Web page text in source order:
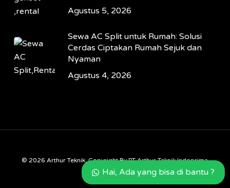
Agustus 5, 2026
Sewa AC Split untuk Rumah: Solusi
Cerdas Ciptakan Rumah Sejuk dan
Nyaman
Agustus 4, 2026
© 2026 Arthur Teknik. Copyright By PT Arthur Teknik Indoprima
Hai, Ada yang bisa di bantu ?